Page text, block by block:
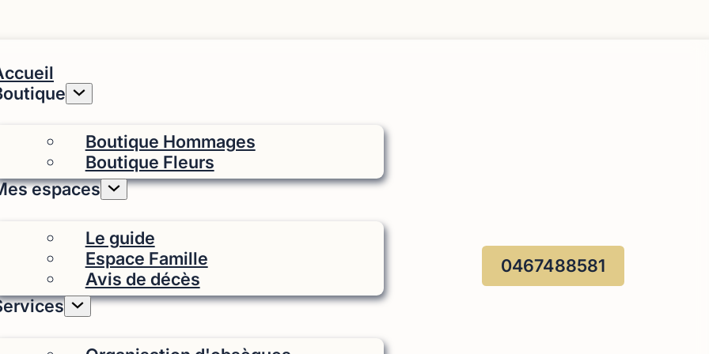
Boutique Hommages
Boutique Fleurs
espaces
Le guide
Espace Famille
Avis de décès
0467488581